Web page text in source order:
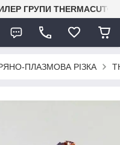
ГРУПИ THERMACUT® В
ПЛАЗМОВА РІЗКА